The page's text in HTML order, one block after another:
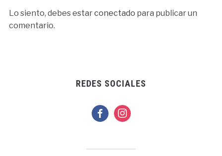
Lo siento, debes estarconectado para publicar un
comentario.
REDES SOCIALES
facebookinstagram